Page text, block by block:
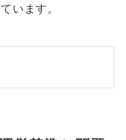
います。